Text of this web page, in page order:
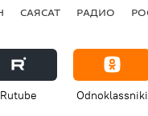
САЯСАТ РАДИО
Rutube Odnoklassniki